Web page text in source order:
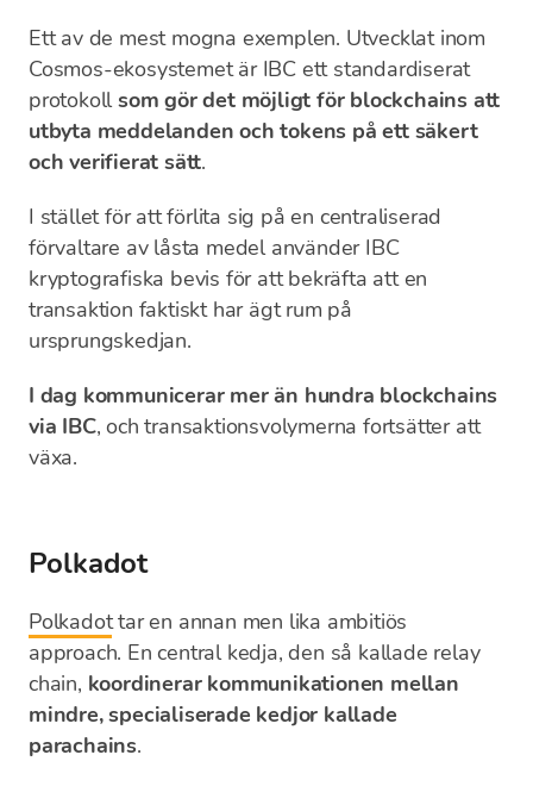
Ett av de mest mogna exemplen. Utvecklat inom
Cosmos-ekosystemet är IBC ett standardiserat
protokollsom gör det möjligt för blockchains att
utbyta meddelanden och tokens på ett säkert
och verifierat sätt.
I stället för att förlita sig på en centraliserad
förvaltare av låsta medel använder IBC
kryptografiska bevis för att bekräfta att en
transaktion faktiskt har ägt rum på
ursprungskedjan.
I dag kommunicerar mer än hundra blockchains
via IBC, och transaktionsvolymerna fortsätter att
växa.
Polkadot
Polkadottar en annan men lika ambitiös
approach. En central kedja, den så kallade relay
chain, koordinerar kommunikationen mellan
mindre, specialiserade kedjor kallade
parachains.